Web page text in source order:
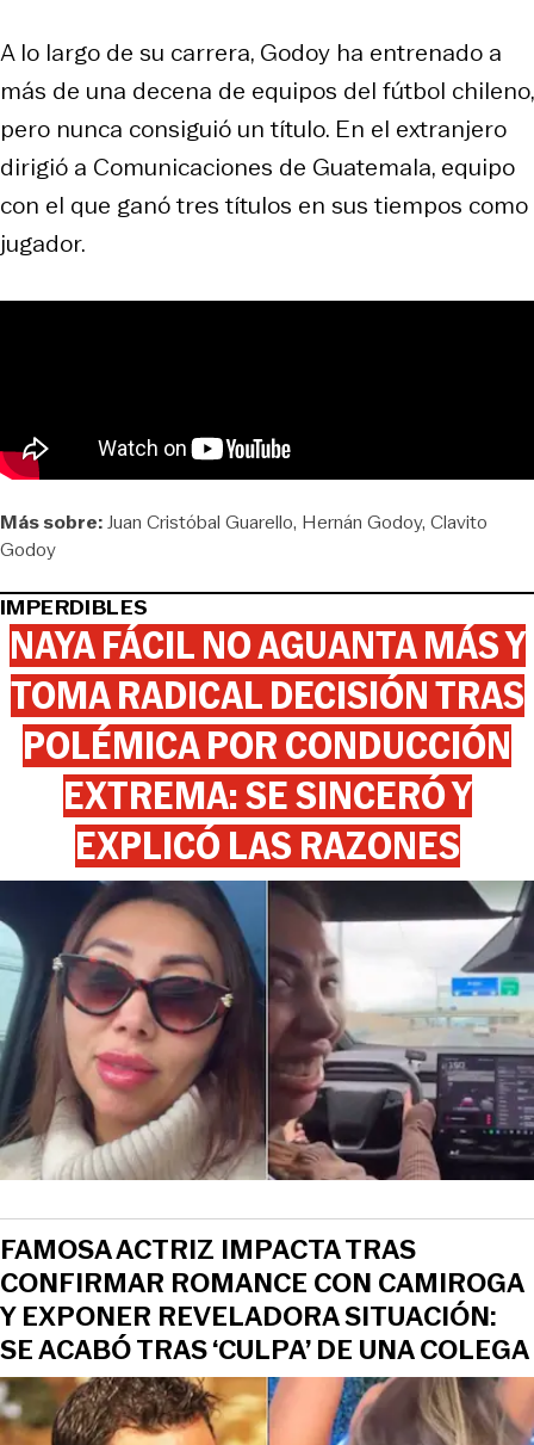
A lo largo de su carrera, Godoy ha entrenado a
más de una decena de equipos del fútbol chileno,
pero nunca consiguió un título. En el extranjero
dirigió a Comunicaciones de Guatemala, equipo
con el que ganó tres títulos en sus tiempos como
jugador.
Más sobre:Juan Cristóbal Guarello Hernán Godoy Clavito
Godoy
IMPERDIBLES
NAYA FÁCIL NO AGUANTA MÁS Y
TOMA RADICAL DECISIÓN TRAS
POLÉMICA POR CONDUCCIÓN
EXTREMA: SE SINCERÓ Y
EXPLICÓ LAS RAZONES
FAMOSA ACTRIZ IMPACTA TRAS
CONFIRMAR ROMANCE CON CAMIROGA
Y EXPONER REVELADORA SITUACIÓN:
SE ACABÓ TRAS ‘CULPA’ DE UNA COLEGA